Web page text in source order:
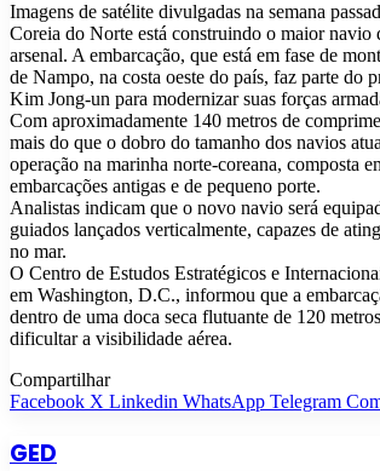
Imagens de satélite divulgadas na semana
Coreia do Norte está construindo o maior navio
arsenal. A embarcação, que está em fase de
de Nampo, na costa oeste do país, faz parte do
Kim Jong-un para modernizar suas forças
Com aproximadamente 140 metros de
mais do que o dobro do tamanho dos navios
operação na marinha norte-coreana, composta
embarcações antigas e de pequeno porte.
Analistas indicam que o novo navio será
guiados lançados verticalmente, capazes de
no mar.
O Centro de Estudos Estratégicos e
em Washington, D.C., informou que a
dentro de uma doca seca flutuante de 120
dificultar a visibilidade aérea.
Compartilhar
Facebook X Linkedin WhatsApp Telegram
GED